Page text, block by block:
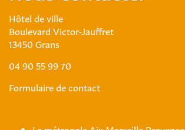
Hôtel de ville
Boulevard Victor-Jauffret
13450 Grans
04 90 55 99 70
Formulaire de contact